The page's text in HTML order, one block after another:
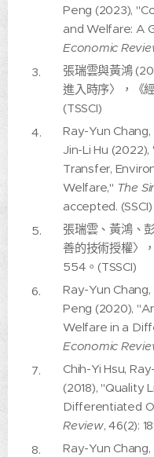
Peng (2023),
and Welfare: A
Economic
張瑞雲與黃鴻
進入時序〉，《
(TSSCI)
Ray-Yun
Jin-Li Hu
Transfer,
Welfare," The
accepted. (SSCI)
張瑞雲、黃鴻、
善的技術授權〉
554。(TSSCI)
Ray-Yun
Peng (2020),
Welfare in a
Economic
Chih-Yi Hsu,
(2018), "Quality
Differentiated
Review, 46(2):
Ray-Yun Chang,